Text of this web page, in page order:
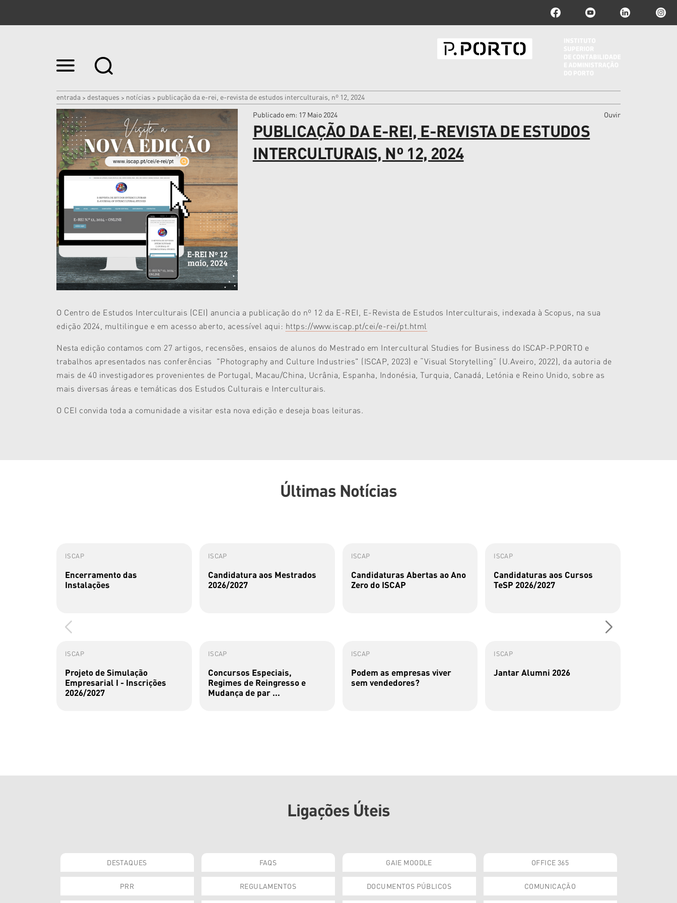
Ir
para
|
Ir
para
a
navegação
entrada > destaques > notícias > publicação da e-rei, e-revista de estudos interculturais, nº 12, 2024
Publicado em: 17 Maio 2024 Ouvir
PUBLICAÇÃO DA E-REI, E-REVISTA DE ESTUDOS
INTERCULTURAIS, Nº 12, 2024
O Centro de Estudos Interculturais (CEI) anuncia a publicação do nº 12 da E-REI, E-Revista de Estudos Interculturais, indexada à Scopus, na sua
edição 2024, multilingue e em acesso aberto, acessível aqui: https://www.iscap.pt/cei/e-rei/pt.html
Nesta edição contamos com 27 artigos, recensões, ensaios de alunos do Mestrado em Intercultural Studies for Business do ISCAP-P.PORTO e
trabalhos apresentados nas conferências "Photography and Culture Industries" (ISCAP, 2023) e “Visual Storytelling” (U.Aveiro, 2022), da autoria de
mais de 40 investigadores provenientes de Portugal, Macau/China, Ucrânia, Espanha, Indonésia, Turquia, Canadá, Letónia e Reino Unido, sobre as
mais diversas áreas e temáticas dos Estudos Culturais e Interculturais.
O CEI convida toda a comunidade a visitar esta nova edição e deseja boas leituras.
Últimas Notícias
ISCAP
Encerramento das
Instalações
ISCAP
Candidatura aos Mestrados
2026/2027
ISCAP
Candidaturas Abertas ao Ano
Zero do ISCAP
ISCAP
Candidaturas aos Cursos
TeSP 2026/2027
ISCAP
Projeto de Simulação
Empresarial I - Inscrições
2026/2027
ISCAP
Concursos Especiais,
Regimes de Reingresso e
Mudança de par ...
ISCAP
Podem as empresas viver
sem vendedores?
ISCAP
Jantar Alumni 2026
Ligações Úteis
DESTAQUES FAQS GAIE MOODLE OFFICE 365
PRR REGULAMENTOS DOCUMENTOS PÚBLICOS COMUNICAÇÃO